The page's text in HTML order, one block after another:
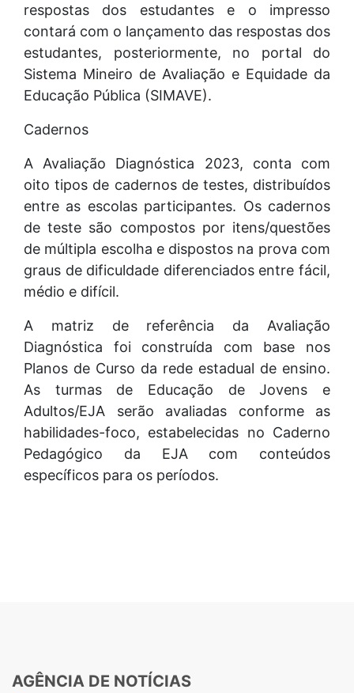
respostas dos estudantes e o impresso
contará com o lançamento das respostas dos
estudantes, posteriormente, no portal do
Sistema Mineiro de Avaliação e Equidade da
Educação Pública (SIMAVE).
Cadernos
A Avaliação Diagnóstica 2023, conta com
oito tipos de cadernos de testes, distribuídos
entre as escolas participantes. Os cadernos
de teste são compostos por itens/questões
de múltipla escolha e dispostos na prova com
graus de dificuldade diferenciados entre fácil,
médio e difícil.
A matriz de referência da Avaliação
Diagnóstica foi construída com base nos
Planos de Curso da rede estadual de ensino.
As turmas de Educação de Jovens e
Adultos/EJA serão avaliadas conforme as
habilidades-foco, estabelecidas no Caderno
Pedagógico da EJA com conteúdos
específicos para os períodos.
AGÊNCIA DE NOTÍCIAS